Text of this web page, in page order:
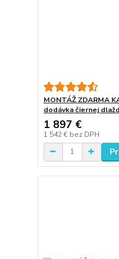
MONTÁŽ ZDARMA
dodávka čiernej
1 897 €
1 542 € bez DPH